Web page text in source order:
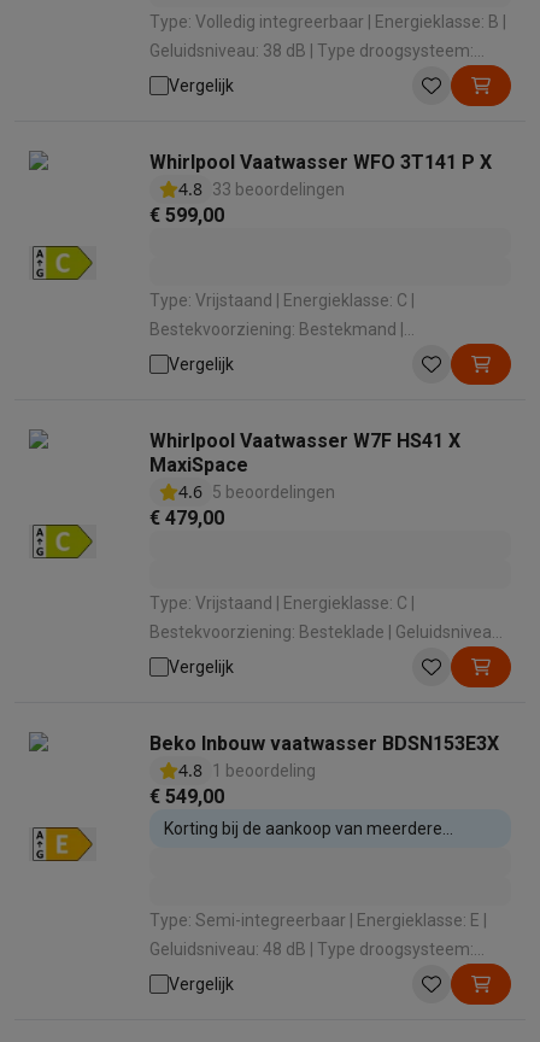
Type: Volledig integreerbaar | Energieklasse: B |
Geluidsniveau: 38 dB | Type droogsysteem:
Condens Statisch / Eigenwarmte |
Vergelijk
Whirlpool Vaatwasser WFO 3T141 P X
4.8 33 beoordelingen
€ 599,00
Type: Vrijstaand | Energieklasse: C |
Bestekvoorziening: Bestekmand |
Geluidsniveau: 41 dB | Geluidsniveauklasse: B
Vergelijk
Whirlpool Vaatwasser W7F HS41 X
MaxiSpace
4.6 5 beoordelingen
€ 479,00
Type: Vrijstaand | Energieklasse: C |
Bestekvoorziening: Besteklade | Geluidsniveau:
41 dB | Geluidsniveauklasse: B
Vergelijk
Beko Inbouw vaatwasser BDSN153E3X
4.8 1 beoordeling
€ 549,00
Korting bij de aankoop van meerdere
Type: Semi-integreerbaar | Energieklasse: E |
Geluidsniveau: 48 dB | Type droogsysteem:
Condens Statisch / Eigenwarmte |
Vergelijk